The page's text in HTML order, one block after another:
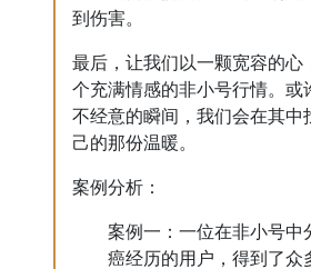
到伤害。
最后，让我们以一颗宽容的心
个充满情感的非小号行情。或
不经意的瞬间，我们会在其中
己的那份温暖。
案例分析：
案例一：一位在非小号中
癌经历的用户，得到了众